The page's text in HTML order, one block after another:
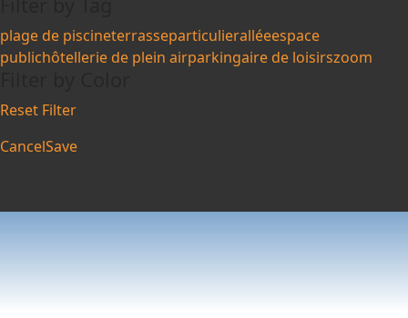
plage de piscineterrasseparticulieralléeespace
publichôtellerie de plein airparkingaire de loisirszoom
Reset Filter
CancelSave